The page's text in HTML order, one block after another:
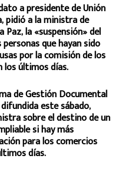
a presidente de Unión
pidió a la ministra de
la «suspensión» del
que hayan sido
por la comisión de los
últimos días.
de Gestión Documental
este sábado,
sobre el destino de un
si hay más
para los comercios
días.